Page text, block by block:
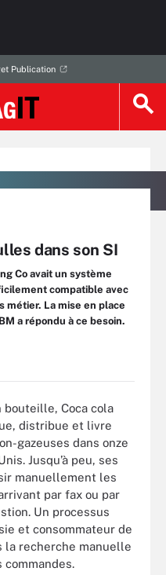
Publication
dans son SI
Co avait un système
compatible avec
métier. La mise en place
a répondu à ce besoin.
bouteille, Coca cola
distribue et livre
gazeuses dans onze
Jusqu’à peu, ses
manuellement les
par fax ou par
Un processus
et consommateur de
la recherche manuelle